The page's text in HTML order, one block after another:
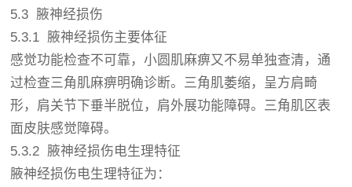
5.3 腋神经损伤
5.3.1 腋神经损伤主要体征
感觉功能检查不可靠，小圆肌麻痹又不易单独查清，通
过检查三角肌麻痹明确诊断。三角肌萎缩，呈方肩畸
形，肩关节下垂半脱位，肩外展功能障碍。三角肌区表
面皮肤感觉障碍。
5.3.2 腋神经损伤电生理特征
腋神经损伤电生理特征为：